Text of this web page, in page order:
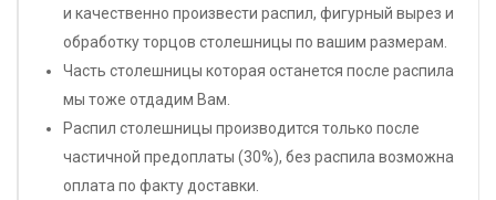
и качественно произвести распил, фигурный вырез и
обработку торцов столешницы по вашим размерам.
Часть столешницы которая останется после распила
мы тоже отдадим Вам.
Распил столешницы производится только после
частичной предоплаты (30%), без распила возможна
оплата по факту доставки.